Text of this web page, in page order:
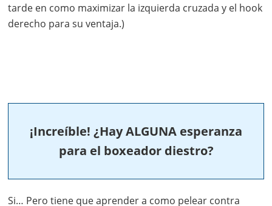
tarde en como maximizar la izquierda cruzada y el hook
derecho para su ventaja.)
¡Increíble! ¿Hay ALGUNA esperanza
para el boxeador diestro?
Si… Pero tiene que aprender a como pelear contra